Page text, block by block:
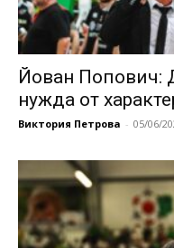
Йован Попович:
нужда от
Виктория Петрова - 05/06/